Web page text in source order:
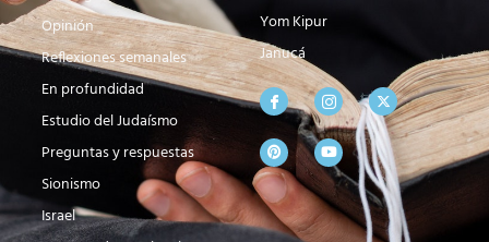
Opinión
Reflexiones semanales
En profundidad
Estudio del Judaísmo
Preguntas y respuestas
Sionismo
Israel
Yom Kipur
Janucá